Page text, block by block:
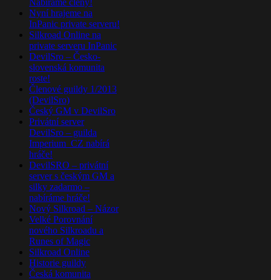
Nabíráme členy!
Nyní hrajeme na
InPanic private serveru!
Silkroad Online na
private serveru InPanic
DevilSro – Česko-
slovenská komunita
roste!
Členové guildy 1/2013
(DevilSro)
Český GM v DevilSro
Privátní server
DevilSro – guilda
Imperium_CZ nabírá
hráče!
DevilSRO – privátní
server s českým GM a
silky zadarmo –
nabíráme hráče!
Nový Silkroad – Názor
Velké Porovnání
nového Silkroadu a
Runes of Magic
Silkroad Online
Historie guildy
Česká komunita